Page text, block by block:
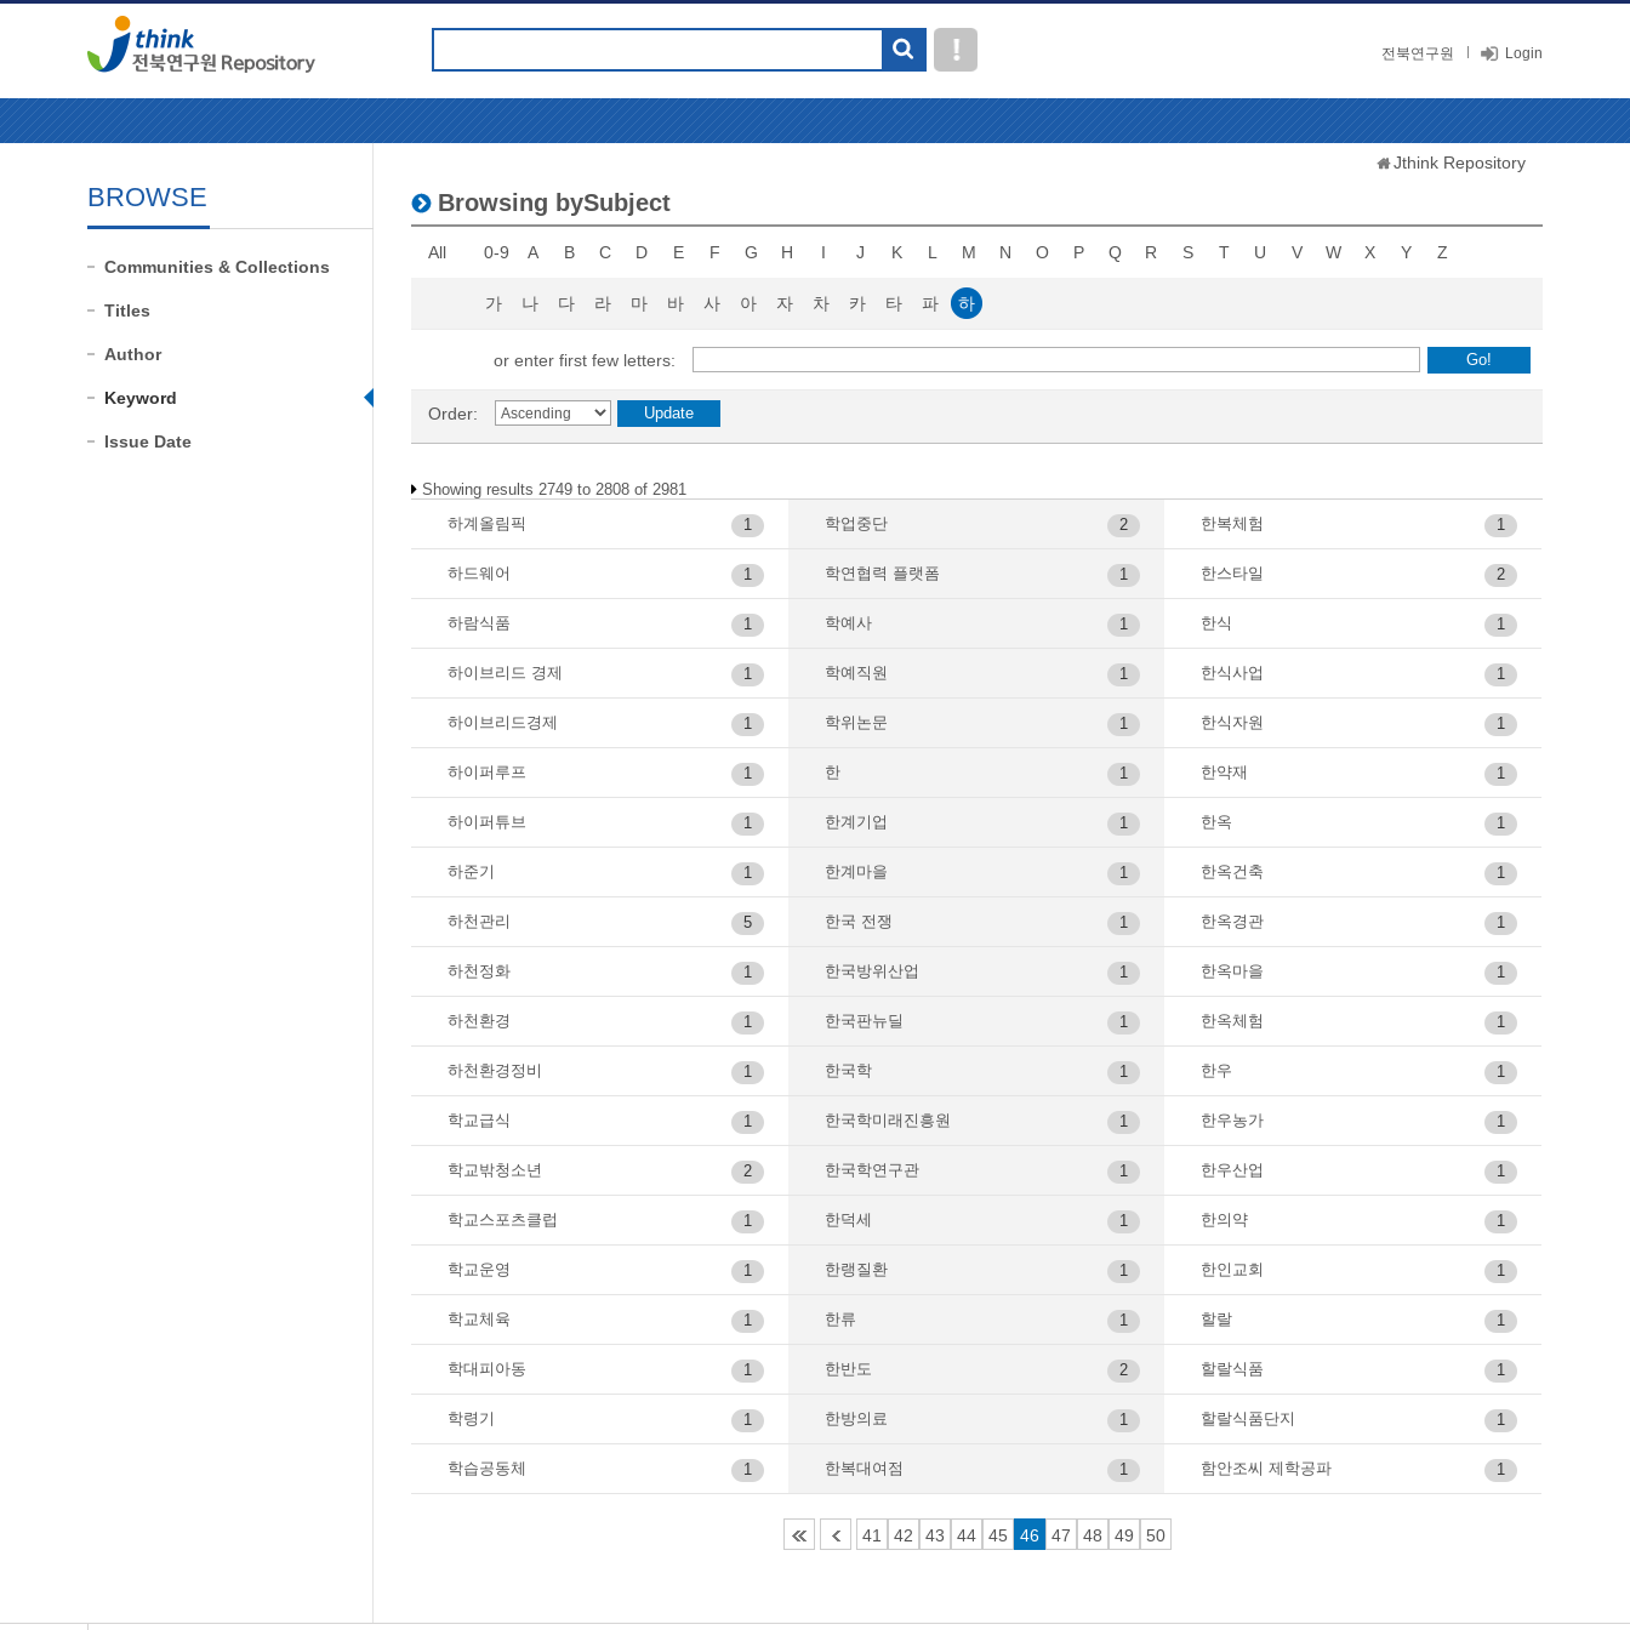
전북연구원 Login
BROWSE
Communities & Collections
Titles
Author
Keyword
Issue Date
Jthink Repository
Browsing bySubject
All 0-9 A B C D E F G H I J K L M N O P Q R S T U V W X Y Z
가 나 다 라 마 바 사 아 자 차 카 타 파 하
or enter first few letters:
Order:
Showing results 2749 to 2808 of 2981
1
하계올림픽
1
하드웨어
1
하람식품
1
하이브리드 경제
1
하이브리드경제
1
하이퍼루프
1
하이퍼튜브
1
하준기
5
하천관리
1
하천정화
1
하천환경
1
하천환경정비
1
학교급식
2
학교밖청소년
1
학교스포츠클럽
1
학교운영
1
학교체육
1
학대피아동
1
학령기
1
학습공동체
2
학업중단
1
학연협력 플랫폼
1
학예사
1
학예직원
1
학위논문
1
한
1
한계기업
1
한계마을
1
한국 전쟁
1
한국방위산업
1
한국판뉴딜
1
한국학
1
한국학미래진흥원
1
한국학연구관
1
한덕세
1
한랭질환
1
한류
2
한반도
1
한방의료
1
한복대여점
1
한복체험
2
한스타일
1
한식
1
한식사업
1
한식자원
1
한약재
1
한옥
1
한옥건축
1
한옥경관
1
한옥마을
1
한옥체험
1
한우
1
한우농가
1
한우산업
1
한의약
1
한인교회
1
할랄
1
할랄식품
1
할랄식품단지
1
함안조씨 제학공파
41 42 43 44 45 46 47 48 49 50